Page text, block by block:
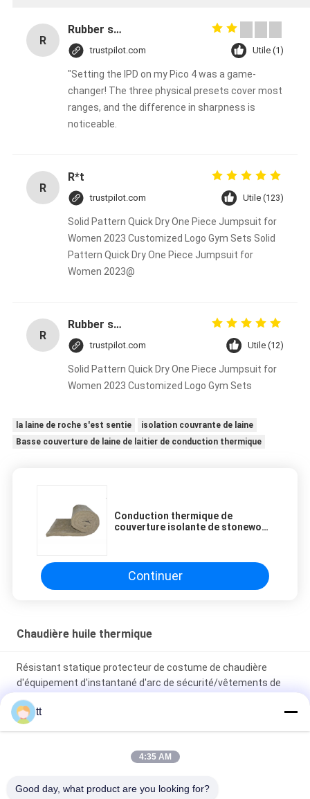
R
Rubber solid forklift tires For material handling forklift
trustpilot.com Utile (1)
"Setting the IPD on my Pico 4 was a game-
changer! The three physical presets cover most
ranges, and the difference in sharpness is
noticeable.
R
R*t
trustpilot.com Utile (123)
Solid Pattern Quick Dry One Piece Jumpsuit for
Women 2023 Customized Logo Gym Sets Solid
Pattern Quick Dry One Piece Jumpsuit for
Women 2023@
R
Rubber solid forklift tires For material handling forklift
trustpilot.com Utile (12)
Solid Pattern Quick Dry One Piece Jumpsuit for
Women 2023 Customized Logo Gym Sets
la laine de roche s'est sentie
isolation couvrante de laine
Basse couverture de laine de laitier de conduction thermique
Conduction thermique de
couverture isolante de stonewool
Continuer
Chaudière huile thermique
Résistant statique protecteur de costume de chaudière
d'équipement d'instantané d'arc de sécurité/vêtements de
travail/combinaison
Api 5L/api 5CT jaunissent le tuyau d'acier de mousse
système de chauffage
tt
4:35 AM
Good day, what product are you looking for?